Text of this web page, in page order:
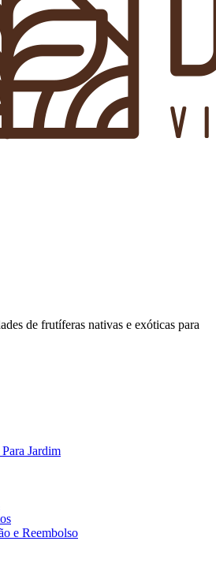
de frutíferas nativas e exóticas para
Jardim
e Reembolso